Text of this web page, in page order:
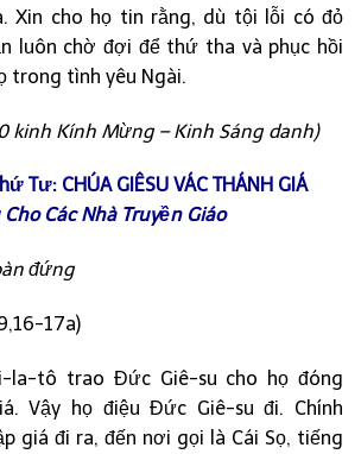
Xin cho họ tin rằng, dù tội lỗi có đỏ
luôn chờ đợi để thứ tha và phục hồi
trong tình yêu Ngài.
kinh Kính Mừng – Kinh Sáng danh)
Tư: CHÚA GIÊSU VÁC THÁNH GIÁ
Cho Các Nhà Truyền Giáo
đứng
17a)
la-tô trao Đức Giê-su cho họ đóng
Vậy họ điệu Đức Giê-su đi. Chính
giá đi ra, đến nơi gọi là Cái Sọ, tiếng